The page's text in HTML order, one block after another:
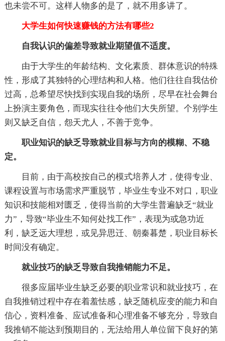
也未尝不可。这样人物多的是了，就不用多讲了。
大学生如何快速赚钱的方法有哪些2
自我认识的偏差导致就业期望值不适度。
由于大学生的年龄结构、文化素质、群体意识的特殊
性，形成了其独特的心理结构和人格。他们往往自我估价
过高，总希望尽快找到实现自我的场所，尽早在社会舞台
上扮演主要角色，而现实往往令他们大失所望。个别学生
则又缺乏自信，怨天尤人，不善于竞争。
职业知识的缺乏导致就业目标与方向的模糊、不稳
定。
目前，由于高校按自己的模式培养人才，使得专业、
课程设置与市场需求严重脱节，毕业生专业不对口，职业
知识和技能相对匮乏，使得当前的大学生普遍缺乏“就业
力”，导致“毕业生不知何处找工作”，表现为或急功近
利，缺乏远大理想，或见异思迁、朝秦暮楚，职业目标长
时间没有确定。
就业技巧的缺乏导致自我推销能力不足。
很多应届毕业生缺乏必要的职业常识和就业技巧，在
自我推销过程中存在着羞怯感，缺乏随机应变的能力和自
信心，资料准备、应试准备和心理准备不够充分，导致自
我推销不能达到预期目的，无法给用人单位留下良好的第